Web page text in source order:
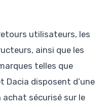
utilisateurs, les
ainsi que les
telles que
Dacia disposent d’une
achat sécurisé sur le